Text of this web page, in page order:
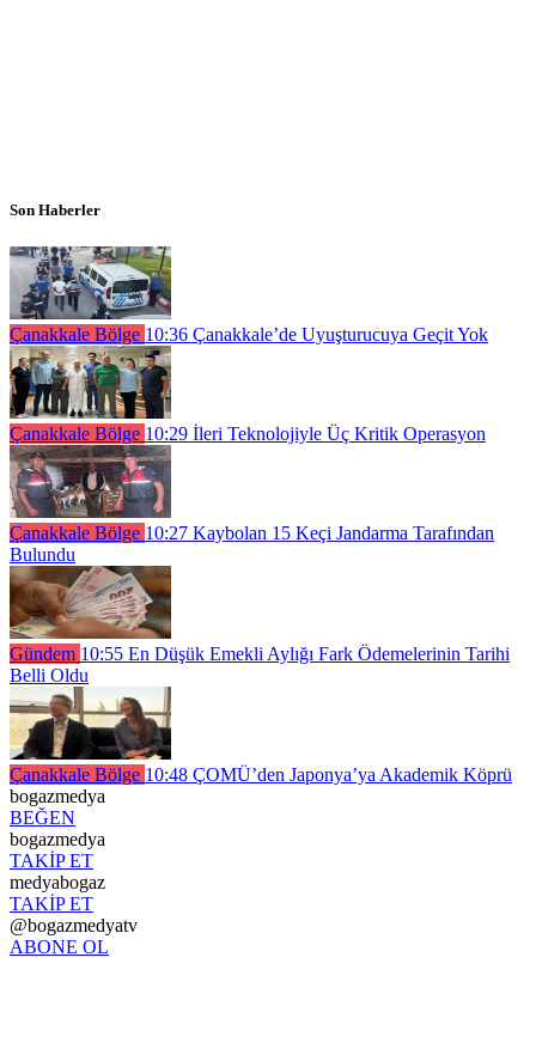
Son Haberler
Çanakkale Bölge 10:36 Çanakkale’de Uyuşturucuya Geçit Yok
Çanakkale Bölge 10:29 İleri Teknolojiyle Üç Kritik Operasyon
Çanakkale Bölge 10:27 Kaybolan 15 Keçi Jandarma Tarafından
Bulundu
Gündem 10:55 En Düşük Emekli Aylığı Fark Ödemelerinin Tarihi
Belli Oldu
Çanakkale Bölge 10:48 ÇOMÜ’den Japonya’ya Akademik Köprü
bogazmedya
BEĞEN
bogazmedya
TAKİP ET
medyabogaz
TAKİP ET
@bogazmedyatv
ABONE OL